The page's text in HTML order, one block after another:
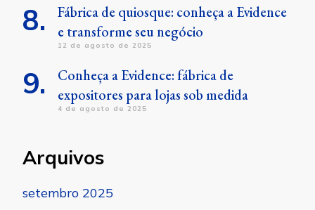
Fábrica de quiosque: conheça a Evidence
e transforme seu negócio
12 de agosto de 2025
Conheça a Evidence: fábrica de
expositores para lojas sob medida
4 de agosto de 2025
Arquivos
setembro 2025